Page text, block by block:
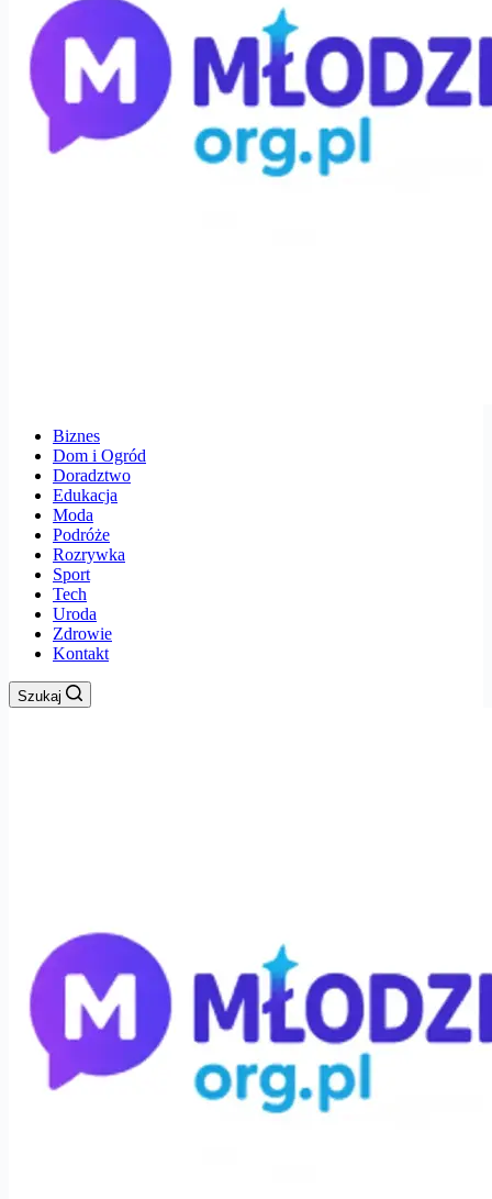
Biznes
Dom i Ogród
Doradztwo
Edukacja
Moda
Podróże
Rozrywka
Sport
Tech
Uroda
Zdrowie
Kontakt
Szukaj